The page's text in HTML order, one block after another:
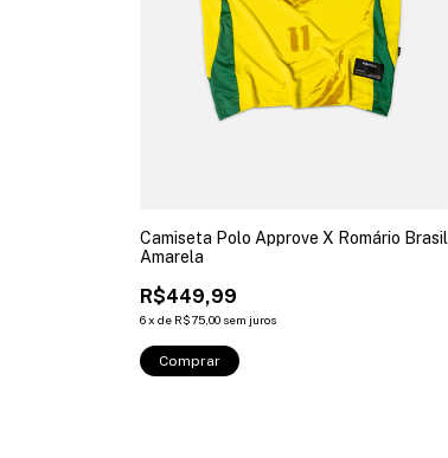
Camiseta Polo Approve X Romário Brasil
Amarela
R$449,99
6x de R$75,00 sem juros
Comprar